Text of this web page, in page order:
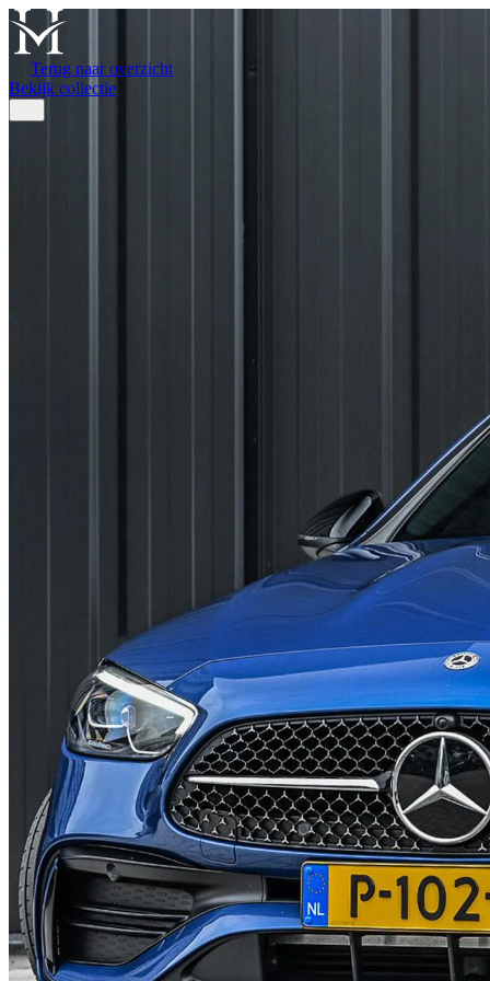
Terug naar overzicht
Bekijk collectie